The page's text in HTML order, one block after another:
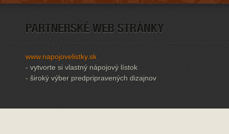
www.napojovelistky.sk
- vytvorte si vlastný nápojový lístok
- široký výber predpripravených dizajnov